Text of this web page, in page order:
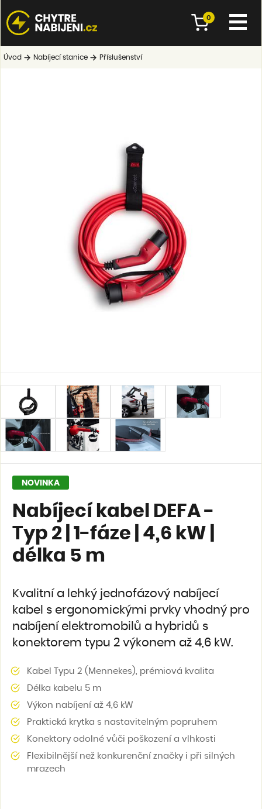
0
Úvod Nabíjecí stanice Příslušenství
NOVINKA
Nabíjecí kabel DEFA -
Typ 2 | 1-fáze | 4,6 kW |
délka 5 m
Kvalitní a lehký jednofázový nabíjecí
kabel s ergonomickými prvky vhodný pro
nabíjení elektromobilů a hybridů s
konektorem typu 2 výkonem až 4,6 kW.
Kabel Typu 2 (Mennekes), prémiová kvalita
Délka kabelu 5 m
Výkon nabíjení až 4,6 kW
Praktická krytka s nastavitelným popruhem
Konektory odolné vůči poškození a vlhkosti
Flexibilnější než konkurenční značky i při silných
mrazech